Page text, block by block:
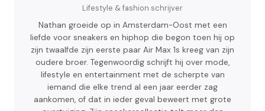
Lifestyle & fashion schrijver
Nathan groeide op in Amsterdam-Oost met een
liefde voor sneakers en hiphop die begon toen hij op
zijn twaalfde zijn eerste paar Air Max 1s kreeg van zijn
oudere broer. Tegenwoordig schrijft hij over mode,
lifestyle en entertainment met de scherpte van
iemand die elke trend al een jaar eerder zag
aankomen, of dat in ieder geval beweert met grote